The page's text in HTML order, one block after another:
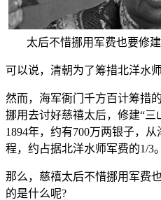
太后不惜挪用军费也要修
可以说，清朝为了筹措北洋水
然而，海军衙门千方百计筹措
挪用去讨好慈禧太后，修建“三
1894年，约有700万两银子，
程，约占据北洋水师军费的1/3。
那么，慈禧太后不惜挪用军费
的是什么呢?